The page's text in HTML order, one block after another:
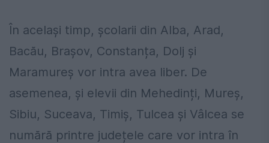
În același timp, școlarii din Alba, Arad,
Bacău, Brașov, Constanța, Dolj și
Maramureș vor intra avea liber. De
asemenea, și elevii din Mehedinți, Mureș,
Sibiu, Suceava, Timiș, Tulcea și Vâlcea se
numără printre județele care vor intra în